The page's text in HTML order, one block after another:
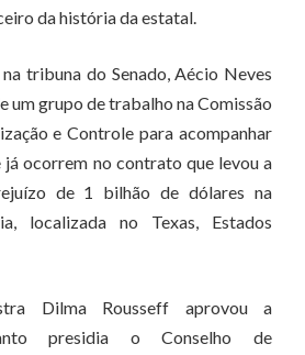
da história da estatal.
tribuna do Senado, Aécio Neves
um grupo de trabalho na Comissão
e Controle para acompanhar
já ocorrem no contrato que levou a
de 1 bilhão de dólares na
localizada no Texas, Estados
Dilma Rousseff aprovou a
presidia o Conselho de